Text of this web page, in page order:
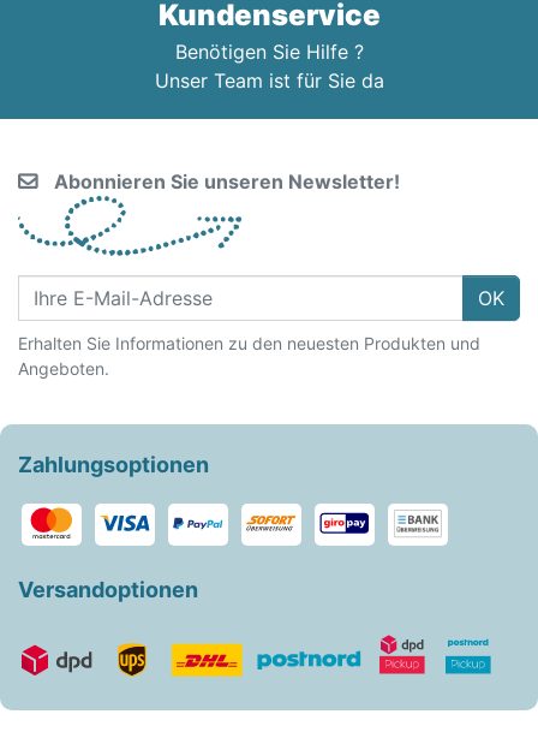
Kundenservice
Benötigen Sie Hilfe ?
Unser Team ist für Sie da
Abonnieren Sie unseren Newsletter!
OK
Erhalten Sie Informationen zu den neuesten Produkten und
Angeboten.
Zahlungsoptionen
Versandoptionen